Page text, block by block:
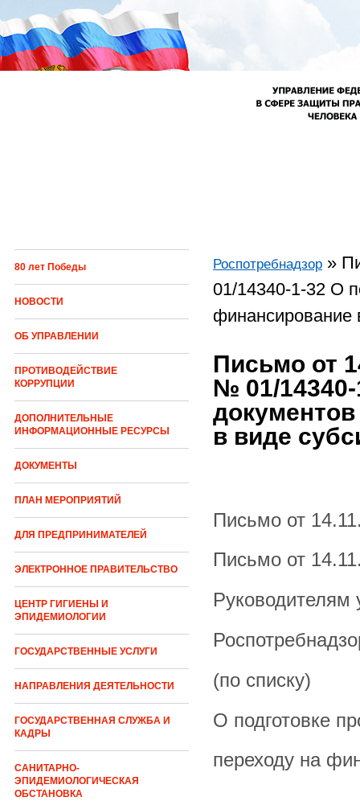
Перейти к основному содержанию
80 лет Победы
НОВОСТИ
ОБ УПРАВЛЕНИИ
ПРОТИВОДЕЙСТВИЕ
КОРРУПЦИИ
ДОПОЛНИТЕЛЬНЫЕ
ИНФОРМАЦИОННЫЕ РЕСУРСЫ
ДОКУМЕНТЫ
ПЛАН МЕРОПРИЯТИЙ
ДЛЯ ПРЕДПРИНИМАТЕЛЕЙ
ЭЛЕКТРОННОЕ ПРАВИТЕЛЬСТВО
ЦЕНТР ГИГИЕНЫ И
ЭПИДЕМИОЛОГИИ
ГОСУДАРСТВЕННЫЕ УСЛУГИ
НАПРАВЛЕНИЯ ДЕЯТЕЛЬНОСТИ
ГОСУДАРСТВЕННАЯ СЛУЖБА И
КАДРЫ
САНИТАРНО-
ЭПИДЕМИОЛОГИЧЕСКАЯ
ОБСТАНОВКА
Вы здесь
Роспотребнадзор »
01/14340-1-32 О
финансирование
Письмо от
№ 01/14340-
в виде
Письмо от
Письмо от
Руководителям
(по списку)
О подготовке
переходу на